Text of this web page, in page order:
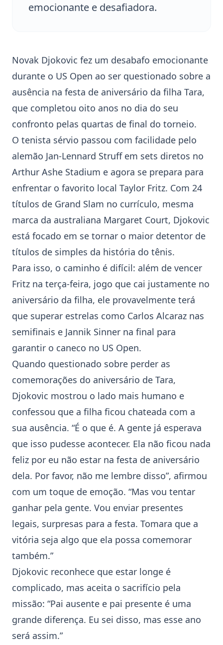
emocionante e desafiadora.
Novak Djokovic fez um desabafo emocionante
durante o US Open ao ser questionado sobre a
ausência na festa de aniversário da filha Tara,
que completou oito anos no dia do seu
confronto pelas quartas de final do torneio.
O tenista sérvio passou com facilidade pelo
alemão Jan-Lennard Struff em sets diretos no
Arthur Ashe Stadium e agora se prepara para
enfrentar o favorito local Taylor Fritz. Com 24
títulos de Grand Slam no currículo, mesma
marca da australiana Margaret Court, Djokovic
está focado em se tornar o maior detentor de
títulos de simples da história do tênis.
Para isso, o caminho é difícil: além de vencer
Fritz na terça-feira, jogo que cai justamente no
aniversário da filha, ele provavelmente terá
que superar estrelas como Carlos Alcaraz nas
semifinais e Jannik Sinner na final para
garantir o caneco no US Open.
Quando questionado sobre perder as
comemorações do aniversário de Tara,
Djokovic mostrou o lado mais humano e
confessou que a filha ficou chateada com a
sua ausência. “É o que é. A gente já esperava
que isso pudesse acontecer. Ela não ficou nada
feliz por eu não estar na festa de aniversário
dela. Por favor, não me lembre disso”, afirmou
com um toque de emoção. “Mas vou tentar
ganhar pela gente. Vou enviar presentes
legais, surpresas para a festa. Tomara que a
vitória seja algo que ela possa comemorar
também.”
Djokovic reconhece que estar longe é
complicado, mas aceita o sacrifício pela
missão: “Pai ausente e pai presente é uma
grande diferença. Eu sei disso, mas esse ano
será assim.”